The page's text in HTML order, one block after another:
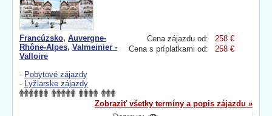
Cena zájazdu od:
258 €
Cena s príplatkami od:
258 €
Francúzsko, Auvergne-
Rhône-Alpes, Valmeinier -
Valloire
- Pobytové zájazdy
- Lyžiarske zájazdy
Zobraziť všetky termíny a popis zájazdu »